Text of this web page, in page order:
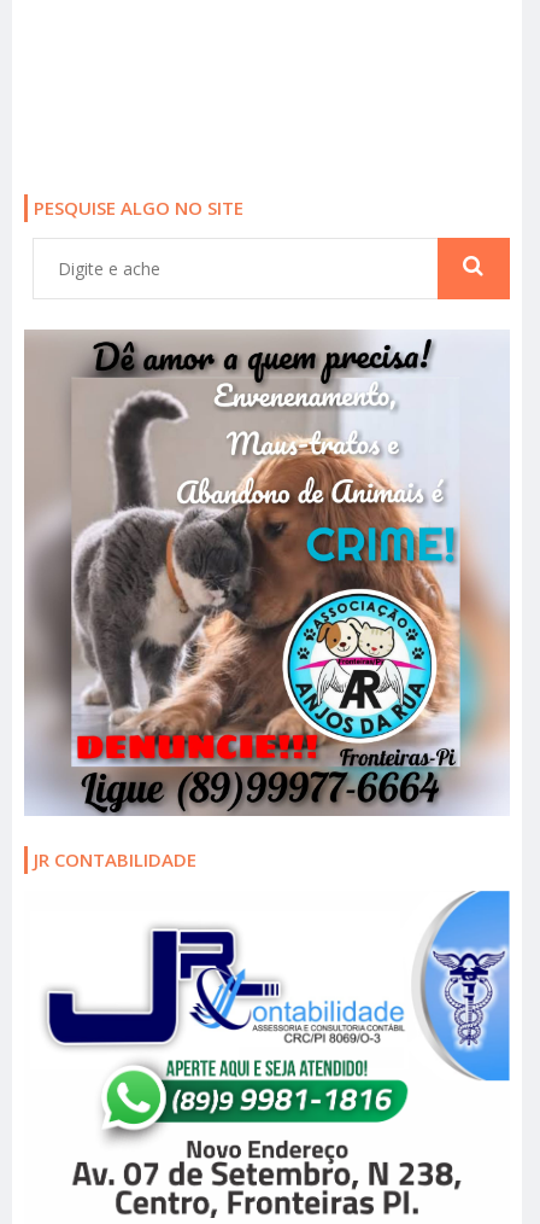
PESQUISE ALGO NO SITE
JR CONTABILIDADE